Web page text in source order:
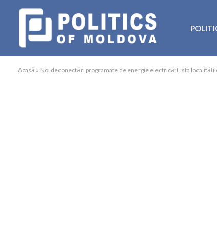
Acasă » Noi deconectări programate de energie electrică: Lista